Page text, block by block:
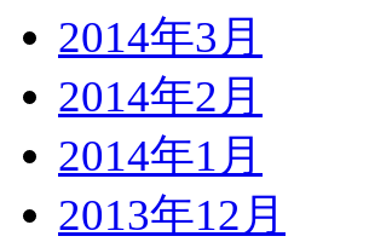
2014年3月
2014年2月
2014年1月
2013年12月